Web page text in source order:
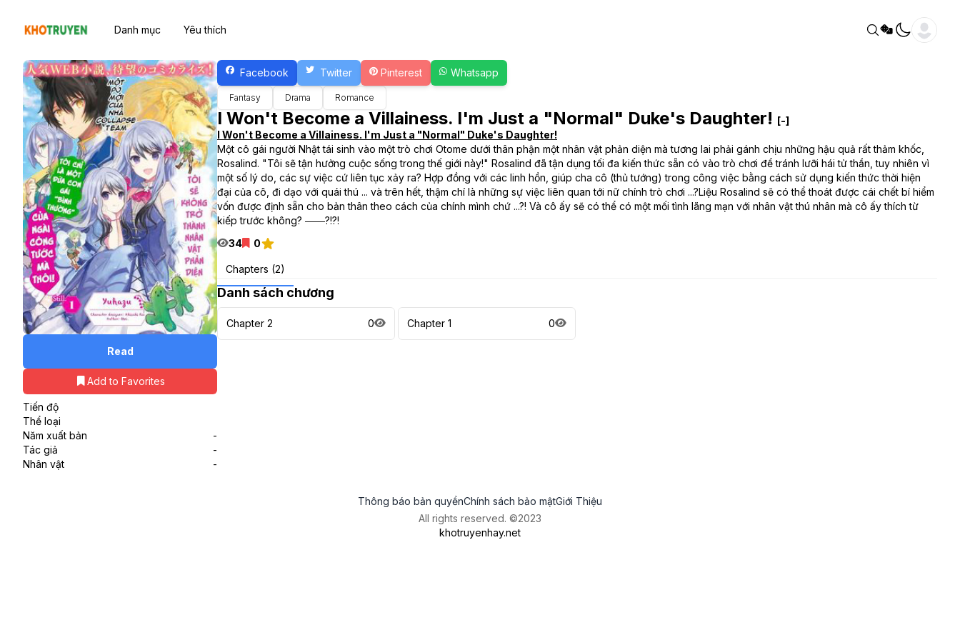
Danh mục Yêu thích
Read
Add to Favorites
Tiến độ
Thể loại
Năm xuất bản
-
Tác giả
-
Nhân vật
-
Facebook Twitter Pinterest Whatsapp
Fantasy Drama Romance
I Won't Become a Villainess. I'm Just a "Normal" Duke's Daughter! [-]
I Won't Become a Villainess. I'm Just a "Normal" Duke's Daughter!
Một cô gái người Nhật tái sinh vào một trò chơi Otome dưới thân phận một nhân vật phản diện mà tương lai phải gánh chịu những hậu quả rất thảm khốc,
Rosalind. "Tôi sẽ tận hưởng cuộc sống trong thế giới này!" Rosalind đã tận dụng tối đa kiến thức sẵn có vào trò chơi để tránh lưỡi hái tử thần, tuy nhiên vì
một số lý do, các sự việc cứ liên tục xảy ra? Hợp đồng với các linh hồn, giúp cha cô (thủ tướng) trong công việc bằng cách sử dụng kiến thức thời hiện
đại của cô, đi dạo với quái thú ... và trên hết, thậm chí là những sự việc liên quan tới nữ chính trò chơi ...?Liệu Rosalind sẽ có thể thoát được cái chết bí hiểm
vốn được định sẵn cho bản thân theo cách của chính mình chứ ...?! Và cô ấy sẽ có thể có một mối tình lãng mạn với nhân vật thú nhân mà cô ấy thích từ
kiếp trước không? ――?!?!
34
0
Chapters (2)
Danh sách chương
Chapter 2 0 Chapter 1 0
Thông báo bản quyềnChính sách bảo mậtGiới Thiệu
All rights reserved. ©2023
khotruyenhay.net